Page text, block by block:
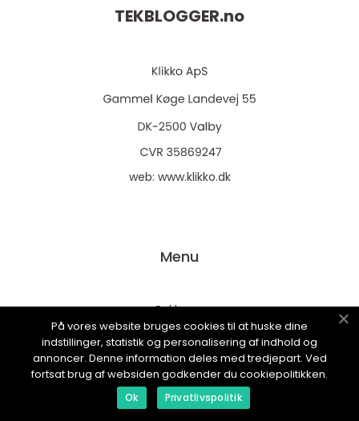
TEKBLOGGER.no
web: www.klikko.dk
Menu
Reklame
Om oss
Cookies
Kontakt Oss
Sitemap
På vores website bruges cookies til at huske dine
indstillinger, statistik og personalisering af indhold og
annoncer. Denne information deles med tredjepart. Ved
fortsat brug af websiden godkender du cookiepolitikken.
Ok Privatlivspolitik